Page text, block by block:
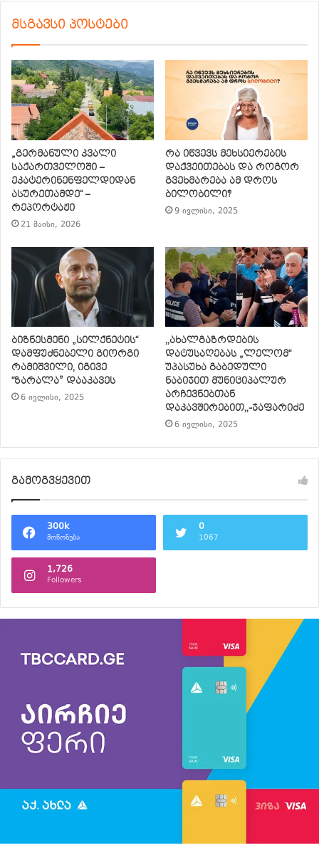
მსგავსი პოსტები
„გერმანული კვალი
საქართველოში –
ეკატერინენფელდიდან
ასურეთამდე“ –
რეპორტაჟი
21 მაისი, 2026
რა იწვევს მეხსიერების
დაქვეითებას და როგორ
გვეხმარება ამ დროს
ბილობილი?
9 ივლისი, 2025
ბიზნესმენი „სილქნეტის“
დამფუძნებელი გიორგი
რამიშვილი, იგივე
“ზარალა” დააკავეს
6 ივლისი, 2025
,,ახალგაზრდების
დატუსაღებას „ლელომ“
უპასუხა გაბედული
ნაბიჯით მუნიციპალურ
არჩევნებთან
დაკავშირებით,,-ჯაფარიძე
6 ივლისი, 2025
გამოგვყევით
300k
მოწონება
0
1067
1,726
Followers